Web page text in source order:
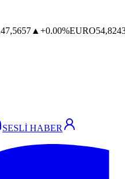
47,5657 ▲ +0.00%EURO
SESLİ HABER